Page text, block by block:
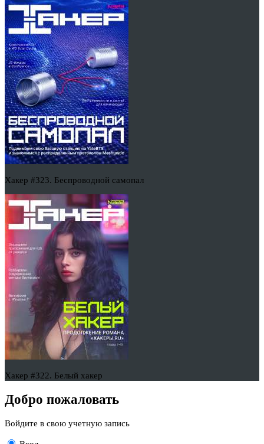
Хакер #323. Беспроводной самопал
Хакер #322. Белый хакер
Добро пожаловать
Войдите в свою учетную запись